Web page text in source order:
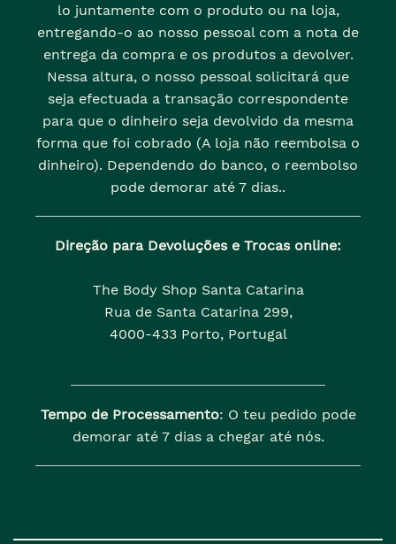
lo juntamente com o produto ou na loja,
entregando-o ao nosso pessoal com a nota de
entrega da compra e os produtos a devolver.
Nessa altura, o nosso pessoal solicitará que
seja efectuada a transação correspondente
para que o dinheiro seja devolvido da mesma
forma que foi cobrado (A loja não reembolsa o
dinheiro). Dependendo do banco, o reembolso
pode demorar até 7 dias..
Direção para Devoluções e Trocas online:
The Body Shop Santa Catarina
Rua de Santa Catarina 299,
4000-433 Porto, Portugal
Tempo de Processamento: O teu pedido pode
demorar até 7 dias a chegar até nós.